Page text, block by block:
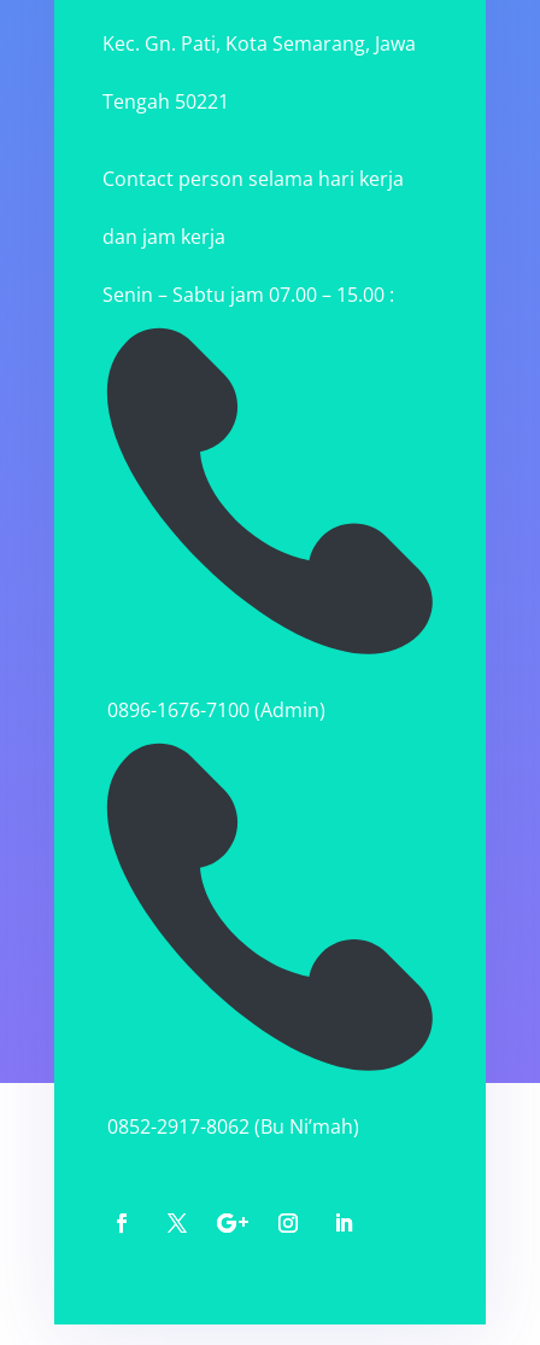
Kec. Gn. Pati, Kota Semarang, Jawa
Tengah 50221
Contact person selama hari kerja
dan jam kerja
Senin – Sabtu jam 07.00 – 15.00 :
0896-1676-7100 (Admin)
0852-2917-8062 (Bu Ni’mah)